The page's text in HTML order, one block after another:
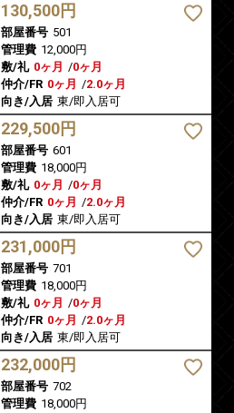
130,500円
部屋番号 501
管理費 12,000円
敷/礼 0ヶ月 /0ヶ月
仲介/FR 0ヶ月 /2.0ヶ月
向き/入居 東/即入居可
229,500円
部屋番号 601
管理費 18,000円
敷/礼 0ヶ月 /0ヶ月
仲介/FR 0ヶ月 /2.0ヶ月
向き/入居 東/即入居可
231,000円
部屋番号 701
管理費 18,000円
敷/礼 0ヶ月 /0ヶ月
仲介/FR 0ヶ月 /2.0ヶ月
向き/入居 東/即入居可
232,000円
部屋番号 702
管理費 18,000円